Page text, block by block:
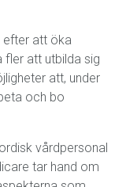
efter att öka
att utbilda sig
att, under
och bo
vårdpersonal
tar hand om